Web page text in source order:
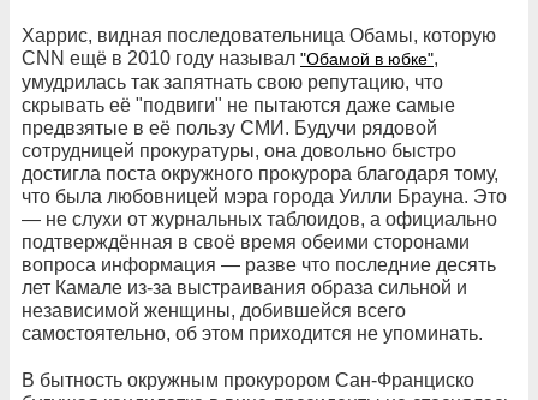
Харрис, видная последовательница Обамы, которую
CNN ещё в 2010 году называл "Обамой в юбке",
умудрилась так запятнать свою репутацию, что
скрывать её "подвиги" не пытаются даже самые
предвзятые в её пользу СМИ. Будучи рядовой
сотрудницей прокуратуры, она довольно быстро
достигла поста окружного прокурора благодаря тому,
что была любовницей мэра города Уилли Брауна. Это
— не слухи от журнальных таблоидов, а официально
подтверждённая в своё время обеими сторонами
вопроса информация — разве что последние десять
лет Камале из-за выстраивания образа сильной и
независимой женщины, добившейся всего
самостоятельно, об этом приходится не упоминать.
В бытность окружным прокурором Сан-Франциско